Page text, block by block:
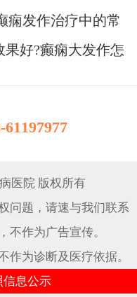
痫发作治疗中的常
好?癫痫大发作怎
61197977
医院 版权所有
问题，请速与我们联系
不作为广告宣传。
作为诊断及医疗依据。
信息公示